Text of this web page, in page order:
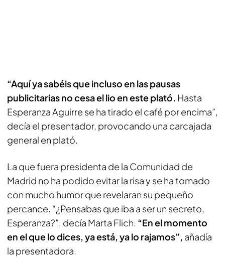
“Aquí ya sabéis que incluso en las pausas
publicitarias no cesa el lio en este plató. Hasta
Esperanza Aguirre se ha tirado el café por encima”,
decía el presentador, provocando una carcajada
general en plató.
La que fuera presidenta de la Comunidad de
Madrid no ha podido evitar la risa y se ha tomado
con mucho humor que revelaran su pequeño
percance. “¿Pensabas que iba a ser un secreto,
Esperanza?”, decía Marta Flich. “En el momento
en el que lo dices, ya está, ya lo rajamos”, añadía
la presentadora.